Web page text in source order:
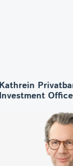
Kathrein
Investment